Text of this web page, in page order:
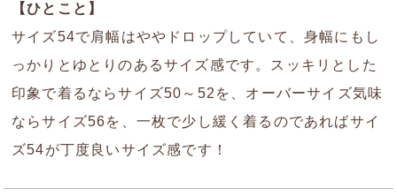
【ひとこと】
サイズ54で肩幅はややドロップしていて、身幅にもし
っかりとゆとりのあるサイズ感です。スッキリとした
印象で着るならサイズ50～52を、オーバーサイズ気味
ならサイズ56を、一枚で少し緩く着るのであればサイ
ズ54が丁度良いサイズ感です！